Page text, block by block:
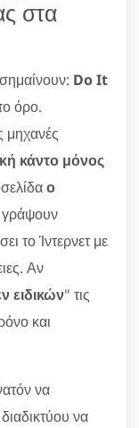
στα
Do It
όρο.
μηχανές
κάντο μόνος
ο
γράψουν
το Ίντερνετ με
Αν
ειδικών" τις
και
να
να